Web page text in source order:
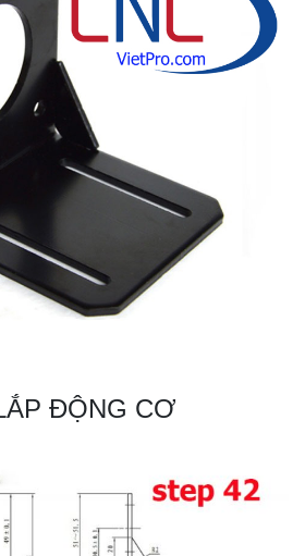
ĐỘNG CƠ